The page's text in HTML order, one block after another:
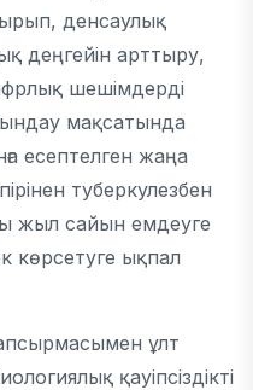
денсаулық
деңгейін арттыру,
шешімдерді
мақсатында
есептелген жаңа
туберкулезбен
жыл сайын емдеуге
көрсетуге ықпал
ұлт
қауіпсіздікті